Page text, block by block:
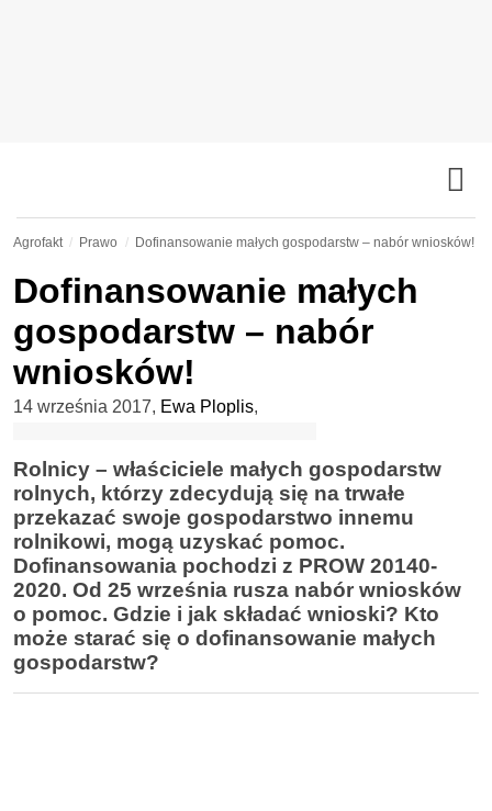
Agrofakt Prawo Dofinansowanie małych gospodarstw – nabór wniosków!
Dofinansowanie małych
gospodarstw – nabór
wniosków!
14 września 2017, Ewa Ploplis,
Rolnicy – właściciele małych gospodarstw
rolnych, którzy zdecydują się na trwałe
przekazać swoje gospodarstwo innemu
rolnikowi, mogą uzyskać pomoc.
Dofinansowania pochodzi z PROW 20140-
2020. Od 25 września rusza nabór wniosków
o pomoc. Gdzie i jak składać wnioski? Kto
może starać się o dofinansowanie małych
gospodarstw?